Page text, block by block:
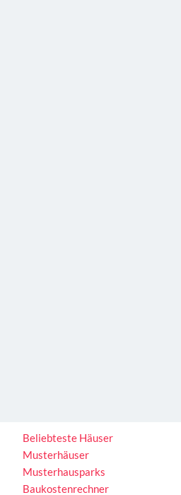
Beliebteste Häuser
Musterhäuser
Musterhausparks
Baukostenrechner